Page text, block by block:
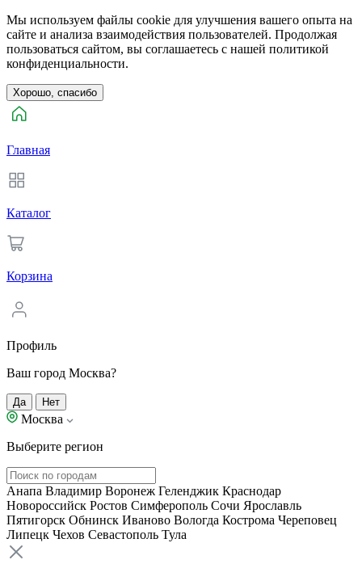
Мы используем файлы cookie для улучшения вашего опыта на
сайте и анализа взаимодействия пользователей. Продолжая
пользоваться сайтом, вы соглашаетесь с нашей политикой
конфиденциальности.
Хорошо, спасибо
Главная
Каталог
Корзина
Профиль
Ваш город Москва?
Да Нет
Москва
Выберите регион
Анапа Владимир Воронеж Геленджик Краснодар
Новороссийск Ростов Симферополь Сочи Ярославль
Пятигорск Обнинск Иваново Вологда Кострома Череповец
Липецк Чехов Севастополь Тула